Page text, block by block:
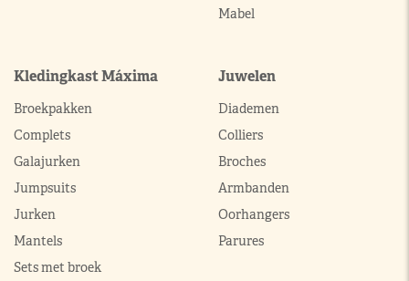
Mabel
Kledingkast Máxima
Broekpakken
Complets
Galajurken
Jumpsuits
Jurken
Mantels
Sets met broek
Juwelen
Diademen
Colliers
Broches
Armbanden
Oorhangers
Parures